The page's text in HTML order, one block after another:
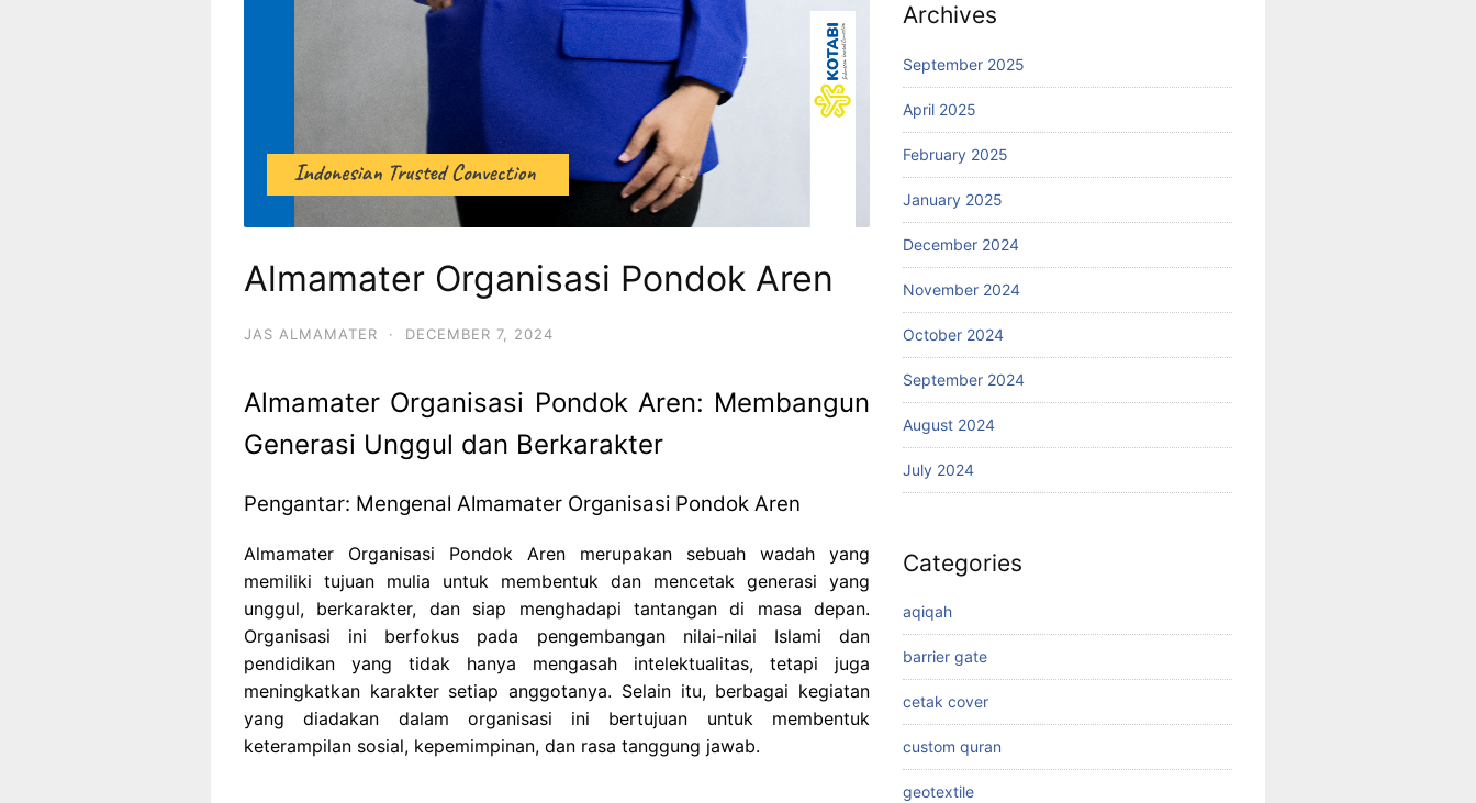
Almamater Organisasi Pondok Aren
JAS ALMAMATER · DECEMBER 7, 2024
Almamater Organisasi Pondok Aren: Membangun
Generasi Unggul dan Berkarakter
Pengantar: Mengenal Almamater Organisasi Pondok Aren
Almamater Organisasi Pondok Aren merupakan sebuah wadah yang
memiliki tujuan mulia untuk membentuk dan mencetak generasi yang
unggul, berkarakter, dan siap menghadapi tantangan di masa depan.
Organisasi ini berfokus pada pengembangan nilai-nilai Islami dan
pendidikan yang tidak hanya mengasah intelektualitas, tetapi juga
meningkatkan karakter setiap anggotanya. Selain itu, berbagai kegiatan
yang diadakan dalam organisasi ini bertujuan untuk membentuk
keterampilan sosial, kepemimpinan, dan rasa tanggung jawab.
Archives
September 2025
April 2025
February 2025
January 2025
December 2024
November 2024
October 2024
September 2024
August 2024
July 2024
Categories
aqiqah
barrier gate
cetak cover
custom quran
geotextile